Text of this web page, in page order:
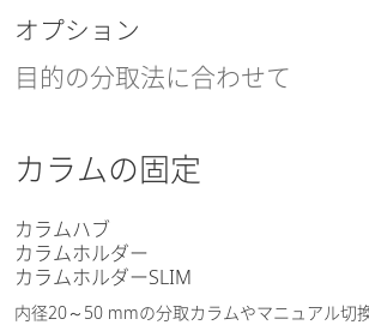
オプション
目的の分取法に合わせて
カラムの固定
カラムハブ
カラムホルダー
カラムホルダーSLIM
内径20～50 mmの分取カラムやマニュアル切